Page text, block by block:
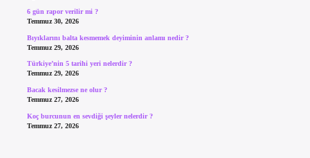
6 gün rapor verilir mi ?
Temmuz 30, 2026
Bıyıklarını balta kesmemek deyiminin anlamı nedir ?
Temmuz 29, 2026
Türkiye’nin 5 tarihi yeri nelerdir ?
Temmuz 29, 2026
Bacak kesilmezse ne olur ?
Temmuz 27, 2026
Koç burcunun en sevdiği şeyler nelerdir ?
Temmuz 27, 2026